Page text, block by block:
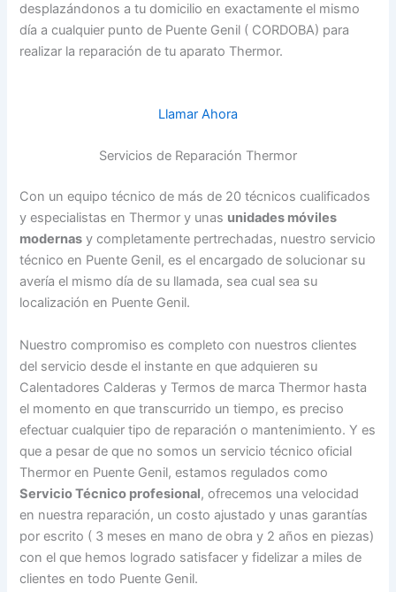
desplazándonos a tu domicilio en exactamente el mismo
día a cualquier punto de Puente Genil ( CORDOBA) para
realizar la reparación de tu aparato Thermor.
Llamar Ahora
Servicios de Reparación Thermor
Con un equipo técnico de más de 20 técnicos cualificados
y especialistas en Thermor y unas unidades móviles
modernas y completamente pertrechadas, nuestro servicio
técnico en Puente Genil, es el encargado de solucionar su
avería el mismo día de su llamada, sea cual sea su
localización en Puente Genil.
Nuestro compromiso es completo con nuestros clientes
del servicio desde el instante en que adquieren su
Calentadores Calderas y Termos de marca Thermor hasta
el momento en que transcurrido un tiempo, es preciso
efectuar cualquier tipo de reparación o mantenimiento. Y es
que a pesar de que no somos un servicio técnico oficial
Thermor en Puente Genil, estamos regulados como
Servicio Técnico profesional, ofrecemos una velocidad
en nuestra reparación, un costo ajustado y unas garantías
por escrito ( 3 meses en mano de obra y 2 años en piezas)
con el que hemos logrado satisfacer y fidelizar a miles de
clientes en todo Puente Genil.